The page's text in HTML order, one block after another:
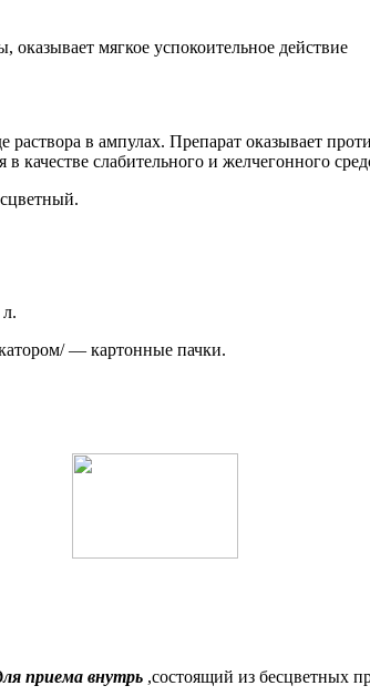
в ампулах. Препарат оказывает
качестве слабительного и желчегонного
— картонные пачки.
приема внутрь ,состоящий из бесцветных